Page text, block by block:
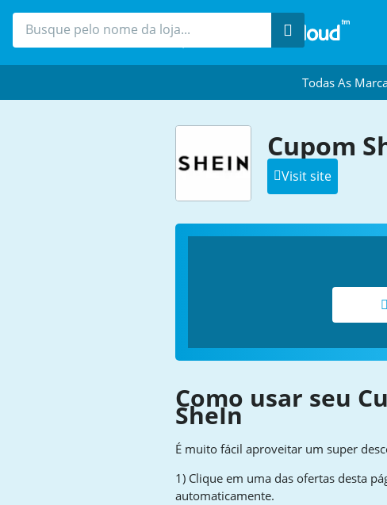
Procure
Todas As
Cupom
Visit site
Como usar seu
SheIn
É muito fácil aproveitar um super
1) Clique em uma das ofertas desta
automaticamente.